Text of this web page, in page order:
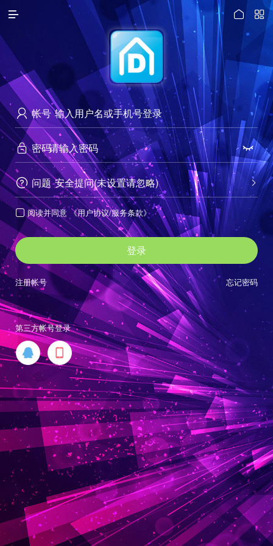
 

 帐号
 密码 
 问题 
安全提问(未设置请忽略)
 阅读并同意 《用户协议/服务条款》
登录
忘记密码
注册帐号
第三方帐号登录
 